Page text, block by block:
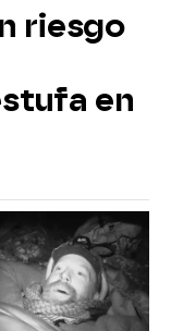
riesgo
en